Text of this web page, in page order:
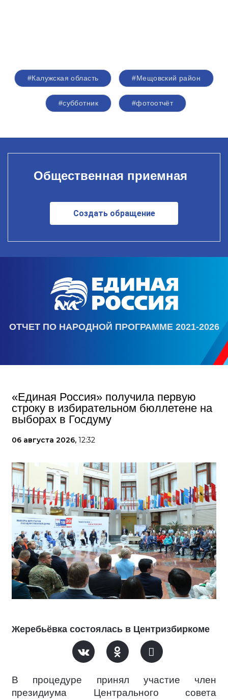
#Калужская область #Мещовский район
#субботник #фотоотчёт
Общественная приемная
Создать обращение
ОТЧЕТ ПО НАРОДНОЙ ПРОГРАММЕ 2021-2026
«Единая Россия» получила первую
строку в избирательном бюллетене на
выборах в Госдуму
06 августа 2026, 12:32
Жеребьёвка состоялась в Центризбиркоме
В процедуре принял участие член
президиума Центрального совета